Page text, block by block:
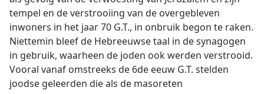
tempel en de verstrooiing van de overgebleven
inwoners in het jaar 70 G.T., in onbruik begon te raken.
Niettemin bleef de Hebreeuwse taal in de synagogen
in gebruik, waarheen de joden ook werden verstrooid.
Vooral vanaf omstreeks de 6de eeuw G.T. stelden
joodse geleerden die als de masoreten